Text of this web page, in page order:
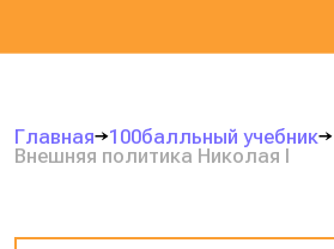
Главная
100балльный учебник
Внешняя политика Николая I